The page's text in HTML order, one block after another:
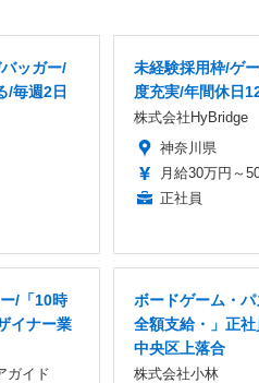
ッガー/
/毎週2日
未経験採用枠/ゲ
度充実/年間休日
株式会社HyBridge
神奈川県
月給30万円～
正社員
/「10時
イナー業
ガイド
ボードゲーム・
全額支給・」正
中央区上落合
株式会社小林